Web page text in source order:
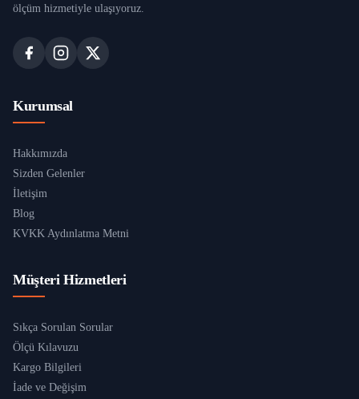
ölçüm hizmetiyle ulaşıyoruz.
Kurumsal
Hakkımızda
Sizden Gelenler
İletişim
Blog
KVKK Aydınlatma Metni
Müşteri Hizmetleri
Sıkça Sorulan Sorular
Ölçü Kılavuzu
Kargo Bilgileri
İade ve Değişim